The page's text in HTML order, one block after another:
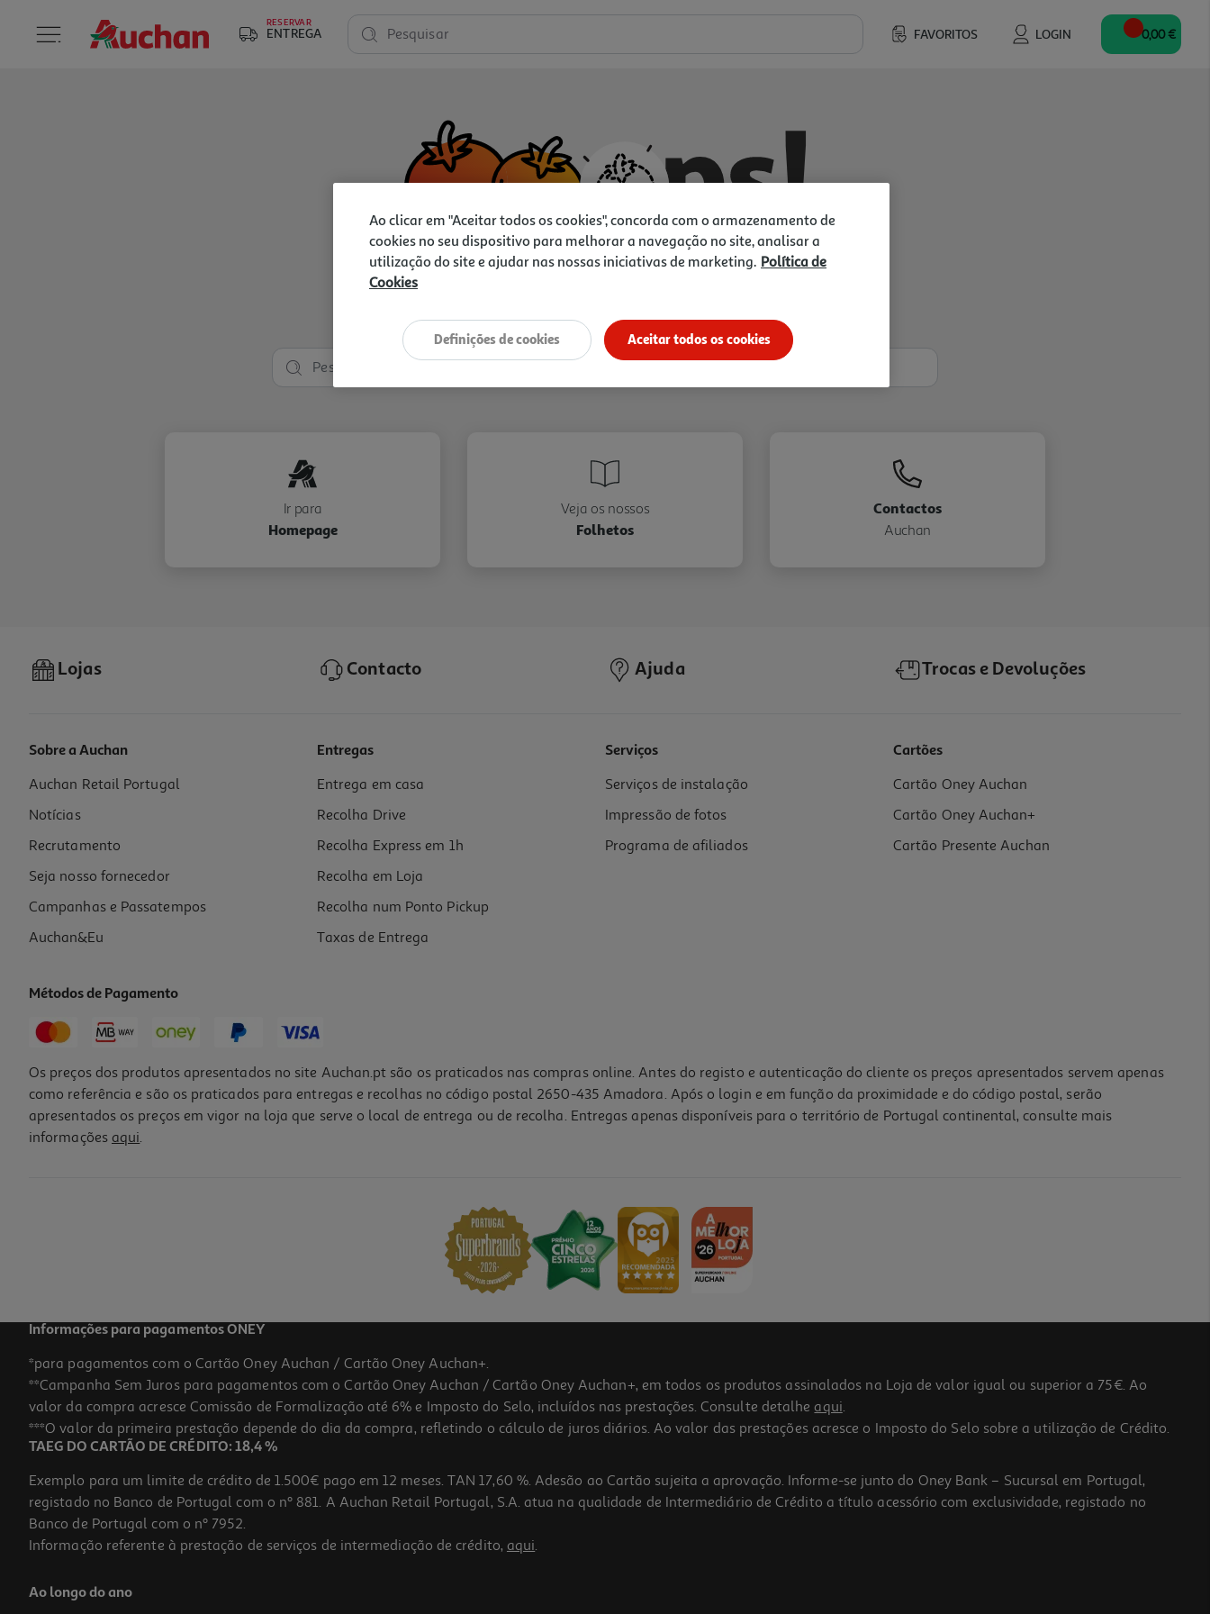
RESERVAR
ENTREGA FAVORITOS LOGIN
Pesquisar 0,00 €
Vamos tentar de novo?
Ir para
Homepage
Veja os nossos
Folhetos
Contactos
Auchan
Lojas Contacto Ajuda Trocas e Devoluções
Sobre a Auchan
Auchan Retail Portugal
Notícias
Recrutamento
Seja nosso fornecedor
Campanhas e Passatempos
Auchan&Eu
Entregas
Entrega em casa
Recolha Drive
Recolha Express em 1h
Recolha em Loja
Recolha num Ponto Pickup
Taxas de Entrega
Serviços
Serviços de instalação
Impressão de fotos
Programa de afiliados
Cartões
Cartão Oney Auchan
Cartão Oney Auchan+
Cartão Presente Auchan
Métodos de Pagamento
Os preços dos produtos apresentados no site Auchan.pt são os praticados nas compras online. Antes do registo e autenticação do cliente os preços apresentados servem apenas
como referência e são os praticados para entregas e recolhas no código postal 2650-435 Amadora. Após o login e em função da proximidade e do código postal, serão
apresentados os preços em vigor na loja que serve o local de entrega ou de recolha. Entregas apenas disponíveis para o território de Portugal continental, consulte mais
informações aqui.
Informações para pagamentos ONEY
*para pagamentos com o Cartão Oney Auchan / Cartão Oney Auchan+.
**Campanha Sem Juros para pagamentos com o Cartão Oney Auchan / Cartão Oney Auchan+, em todos os produtos assinalados na Loja de valor igual ou superior a 75€. Ao
valor da compra acresce Comissão de Formalização até 6% e Imposto do Selo, incluídos nas prestações. Consulte detalhe aqui.
***O valor da primeira prestação depende do dia da compra, refletindo o cálculo de juros diários. Ao valor das prestações acresce o Imposto do Selo sobre a utilização de Crédito.
TAEG DO CARTÃO DE CRÉDITO: 18,4 %
Exemplo para um limite de crédito de 1.500€ pago em 12 meses. TAN 17,60 %. Adesão ao Cartão sujeita a aprovação. Informe-se junto do Oney Bank – Sucursal em Portugal,
registado no Banco de Portugal com o nº 881. A Auchan Retail Portugal, S.A. atua na qualidade de Intermediário de Crédito a título acessório com exclusividade, registado no
Banco de Portugal com o nº 7952.
Informação referente à prestação de serviços de intermediação de crédito, aqui.
Ao longo do ano
Ao clicar em "Aceitar todos os cookies", concorda com o armazenamento de
cookies no seu dispositivo para melhorar a navegação no site, analisar a
utilização do site e ajudar nas nossas iniciativas de marketing. Política de
Cookies
Aceitar todos os cookies
Definições de cookies